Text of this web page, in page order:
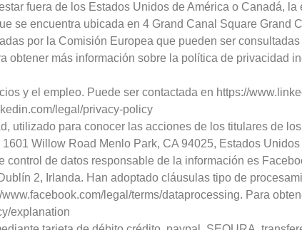
fuera de los Estados Unidos de América o Canadá,
se encuentra ubicada en 4 Grand Canal Square Grand
por la Comisión Europea que pueden ser consultadas
obtener más información sobre la política de privacidad
y el empleo. Puede ser contactada en https://
legal/privacy-policy
utilizado para conocer las acciones de los titulares de
Willow Road Menlo Park, CA 94025, Estados
de datos responsable de la información es
2, Irlanda. Han adoptado cláusulas tipo de
legal/terms/dataprocessing. Para
explanation